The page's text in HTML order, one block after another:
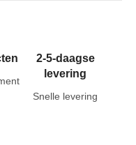
2-5-daagse
levering
Snelle levering